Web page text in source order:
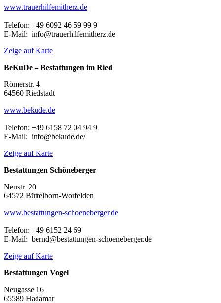
www.trauerhilfemitherz.de
Telefon: +49 6092 46 59 99 9
E-Mail: info@trauerhilfemitherz.de
Zeige auf Karte
BeKuDe – Bestattungen im Ried
Römerstr. 4
64560 Riedstadt
www.bekude.de
Telefon: +49 6158 72 04 94 9
E-Mail: info@bekude.de/
Zeige auf Karte
Bestattungen Schöneberger
Neustr. 20
64572 Büttelborn-Worfelden
www.bestattungen-schoeneberger.de
Telefon: +49 6152 24 69
E-Mail: bernd@bestattungen-schoeneberger.de
Zeige auf Karte
Bestattungen Vogel
Neugasse 16
65589 Hadamar